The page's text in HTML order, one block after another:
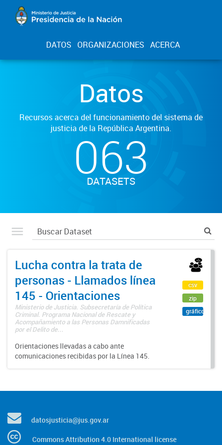
DATOS ORGANIZACIONES ACERCA
Datos
Recursos acerca del funcionamiento del sistema de
justicia de la República Argentina.
063
DATASETS
Lucha contra la trata de
personas - Llamados línea
145 - Orientaciones
Ministerio de Justicia. Subsecretaría de Política
Criminal. Programa Nacional de Rescate y
Acompañamiento a las Personas Damnificadas
por el Delito de...
Orientaciones llevadas a cabo ante
comunicaciones recibidas por la Línea 145.
csv
zip
gráfico
datosjusticia@jus.gov.ar
Commons Attribution 4.0 International license